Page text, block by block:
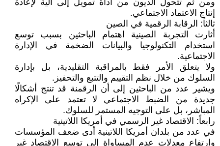
ومن ثم تتحول الديون من أداة تمويل إلى آلية لإعادة
إنتاج الاعتماد الاجتماعي.
ثالثاً: الرقابة الرقمية في الصين
أثارت التجربة الصينية اهتمام الباحثين بسبب توسع
استخدام التكنولوجيا والبيانات الضخمة في الإدارة
الاجتماعية.
ولا يتعلق الأمر فقط بالمراقبة التقليدية، بل بإدارة
السلوك من خلال نظم التقييم والتتبع والتحفيز.
ويشير عدد من الباحثين إلى أن الرقمنة قد تنتج أشكالًا
جديدة من الضبط الاجتماعي لا تعتمد على الإكراه
المباشر، بل على التوجيه المستمر للسلوك.
رابعاً: الاقتصاد غير الرسمي في أمريكا اللاتينية
في عدد من بلدان أمريكا اللاتينية أدى ضعف المؤسسات
وارتفاع معدلات عدم المساواة إلى توسع الاقتصاد غير